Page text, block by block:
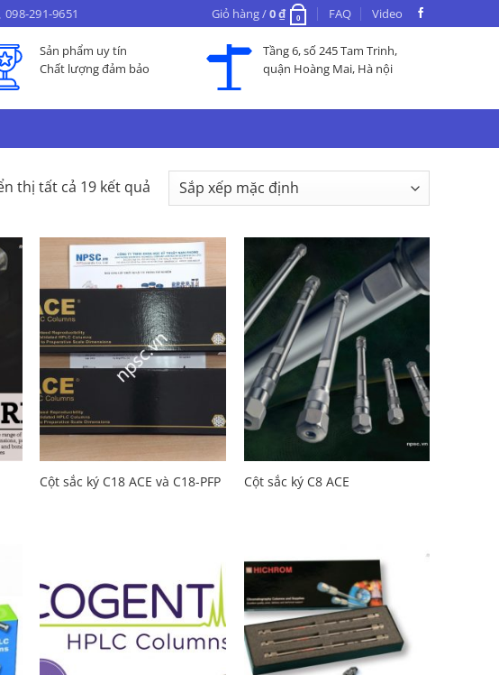
098-291-9651 Giỏ hàng /0₫ 0 FAQ Video
Sản phẩm uy tín
Chất lượng đảm bảo
Tầng 6, số 245 Tam Trinh,
quận Hoàng Mai, Hà nội
thị tất cả 19 kết quả
Add to
Cột sắc ký C18 ACE và C18-PFP
Add to
Wishlist
Cột sắc ký C8 ACE
Add to
Wishlist
Add to
Wishlist